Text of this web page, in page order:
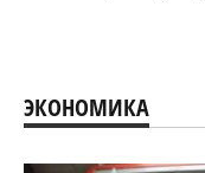
ЭКОНОМИКА